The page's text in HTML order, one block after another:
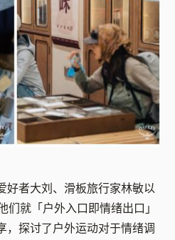
好者大刘、滑板旅行家林敏以
就「户外入口即情绪出口」
，探讨了户外运动对于情绪调